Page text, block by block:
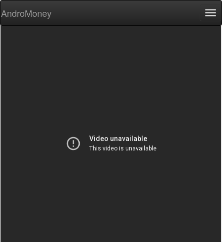
AndroMoney